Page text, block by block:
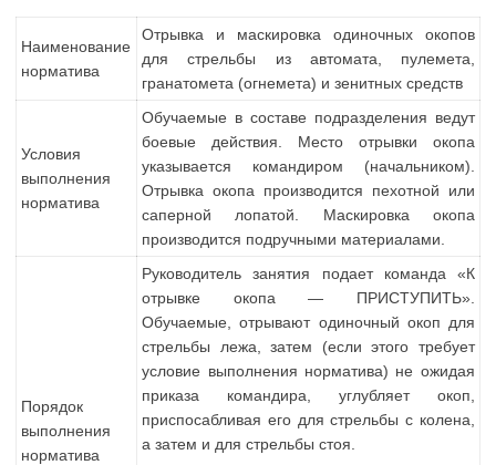
Наименование
норматива
Отрывка и маскировка одиночных окопов
для стрельбы из автомата, пулемета,
гранатомета (огнемета) и зенитных средств
Условия
выполнения
норматива
Обучаемые в составе подразделения ведут
боевые действия. Место отрывки окопа
указывается командиром (начальником).
Отрывка окопа производится пехотной или
саперной лопатой. Маскировка окопа
производится подручными материалами.
Порядок
выполнения
норматива
Руководитель занятия подает команда «К
отрывке окопа — ПРИСТУПИТЬ».
Обучаемые, отрывают одиночный окоп для
стрельбы лежа, затем (если этого требует
условие выполнения норматива) не ожидая
приказа командира, углубляет окоп,
приспосабливая его для стрельбы с колена,
а затем и для стрельбы стоя.